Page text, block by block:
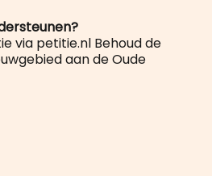
via petitie.nl Behoud de
aan de Oude